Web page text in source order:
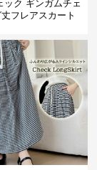
ック ギンガムチェ
フレアスカート